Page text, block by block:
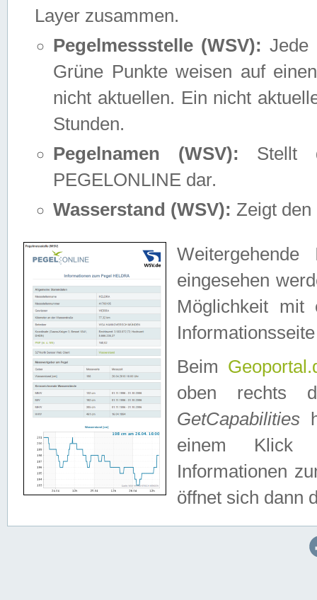
Layer zusammen.
Pegelmessstelle (WSV): Jede
Grüne Punkte weisen auf
nicht aktuellen. Ein nicht
Stunden.
Pegelnamen (WSV): Stellt
PEGELONLINE dar.
Wasserstand (WSV): Zeigt den
eingesehen
Möglichkeit mit
Beim
oben rechts
GetCapabilities
einem Klick
Informationen
öffnet sich dann